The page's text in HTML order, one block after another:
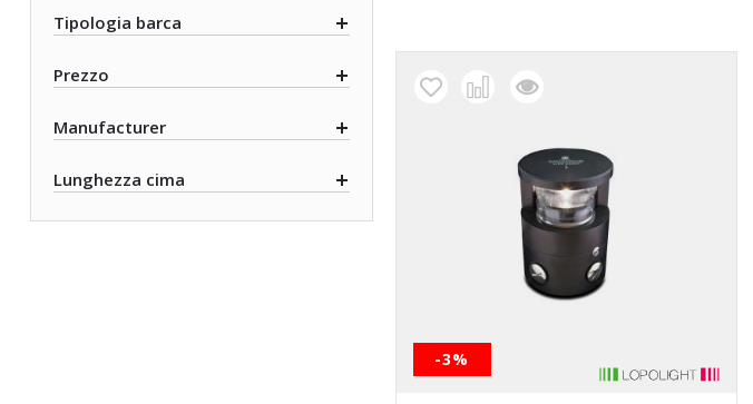
-3%
Tipologia barca
Prezzo
Manufacturer
Lunghezza cima